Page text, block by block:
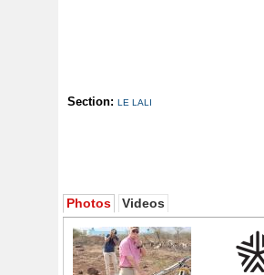
Section: LE LALI
Photos Videos